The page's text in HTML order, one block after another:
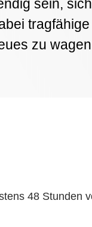
sein,
zu
48 Stunden